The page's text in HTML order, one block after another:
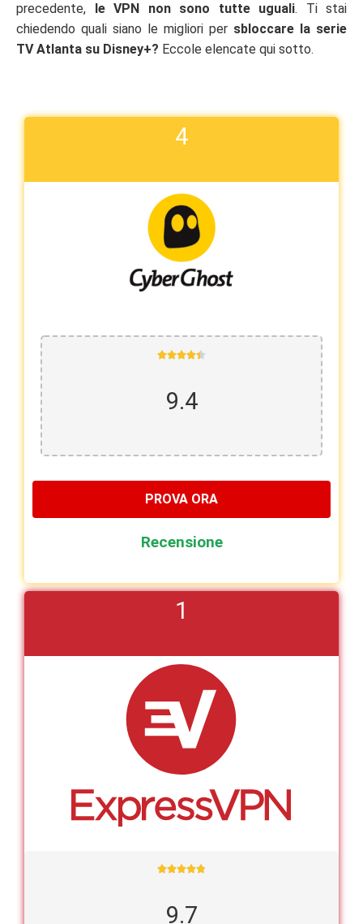
precedente, le VPN non sono tutte uguali. Ti stai
chiedendo quali siano le migliori per sbloccare la serie
TV Atlanta su Disney+? Eccole elencate qui sotto.
4

9.4
PROVA ORA
Recensione
1

9.7